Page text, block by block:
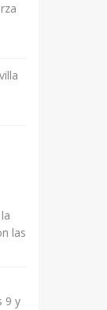
las
9 y